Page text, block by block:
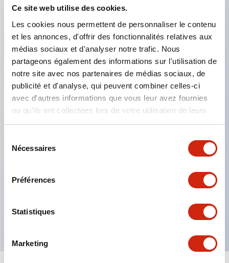
Ce site web utilise des cookies.
Les cookies nous permettent de personnaliser le contenu
et les annonces, d'offrir des fonctionnalités relatives aux
médias sociaux et d'analyser notre trafic. Nous
partageons également des informations sur l'utilisation de
notre site avec nos partenaires de médias sociaux, de
publicité et d'analyse, qui peuvent combiner celles-ci
avec d'autres informations que vous leur avez fournies
ou qu'ils ont collectées lors de votre utilisation de leurs
services.
Nécessaires
Préférences
Statistiques
Marketing
Caractéristiques clés
Le montage en groupe serré est possible, et le
montage/démontage de l’unité de contact est
également facile même lors du montage en groupe
serré.
La structure de protection est de type résistant
de type fermé)
normes EN. (Sauf buzzer)